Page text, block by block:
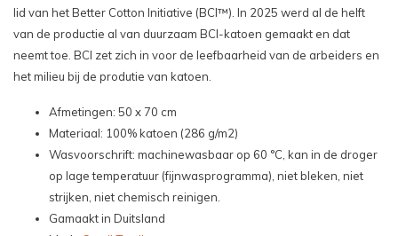
lid van het Better Cotton Initiative (BCI™). In 2025 werd al de helft
van de productie al van duurzaam BCI-katoen gemaakt en dat
neemt toe. BCI zet zich in voor de leefbaarheid van de arbeiders en
het milieu bij de produtie van katoen.
Afmetingen: 50 x 70 cm
Materiaal: 100% katoen (286 g/m2)
Wasvoorschrift: machinewasbaar op 60 °C, kan in de droger
op lage temperatuur (fijnwasprogramma), niet bleken, niet
strijken, niet chemisch reinigen.
Gamaakt in Duitsland